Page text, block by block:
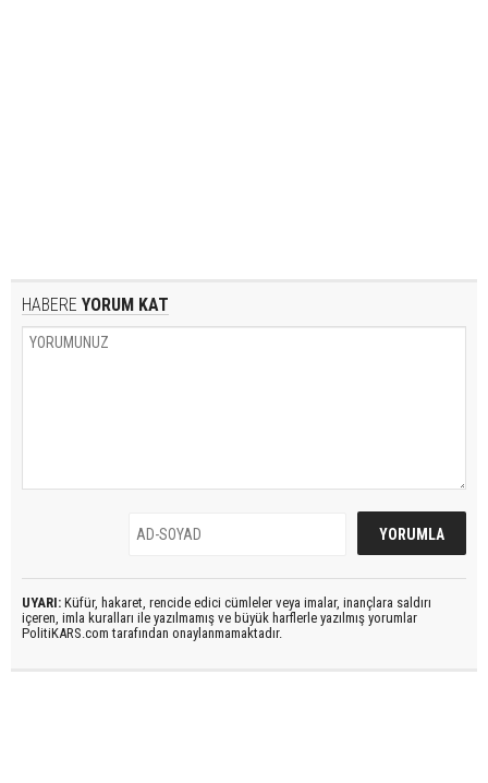
HABERE YORUM KAT
UYARI: Küfür, hakaret, rencide edici cümleler veya imalar, inançlara saldırı
içeren, imla kuralları ile yazılmamış ve büyük harflerle yazılmış yorumlar
PolitiKARS.com tarafından onaylanmamaktadır.